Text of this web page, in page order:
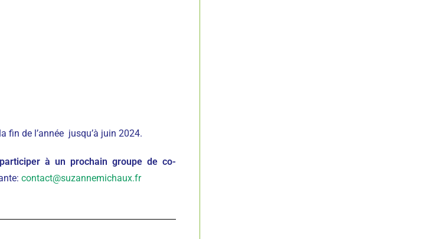
fin de l’année jusqu’à juin 2024.
à un prochain groupe de co-
contact@suzannemichaux.fr